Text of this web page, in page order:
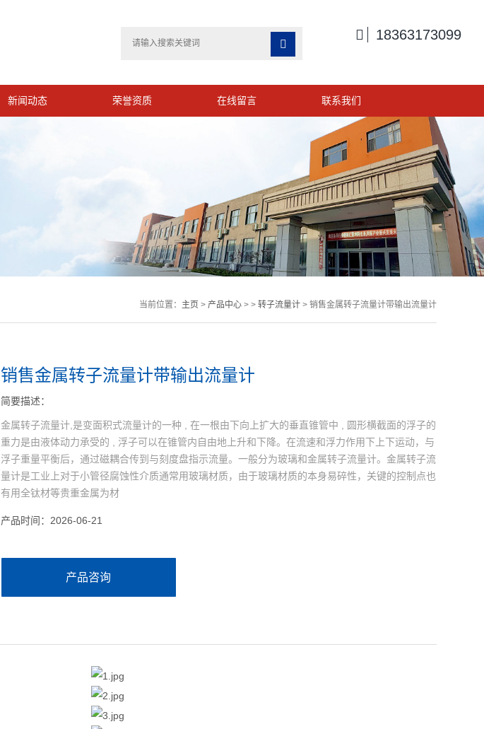

 18363173099
新闻动态 荣誉资质 在线留言 联系我们
当前位置： 主页 > 产品中心> > 转子流量计> 销售金属转子流量计带输出流量计
销售金属转子流量计带输出流量计
简要描述：
金属转子流量计,是变面积式流量计的一种 , 在一根由下向上扩大的垂直锥管中 , 圆形横截面的浮子的
重力是由液体动力承受的 , 浮子可以在锥管内自由地上升和下降。在流速和浮力作用下上下运动，与
浮子重量平衡后，通过磁耦合传到与刻度盘指示流量。一般分为玻璃和金属转子流量计。金属转子流
量计是工业上对于小管径腐蚀性介质通常用玻璃材质，由于玻璃材质的本身易碎性，关键的控制点也
有用全钛材等贵重金属为材
产品时间：2026-06-21
产品咨询